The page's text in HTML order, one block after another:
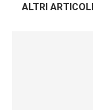
ALTRI